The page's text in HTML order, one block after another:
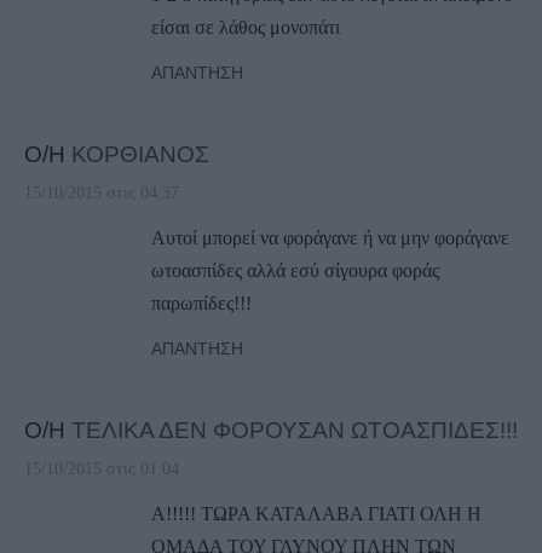
είσαι σε λάθος μονοπάτι
ΑΠΆΝΤΗΣΗ
Ο/Η ΚΟΡΘΙΑΝΟΣ
15/10/2015 στις 04:37
Αυτοί μπορεί να φοράγανε ή να μην φοράγανε
ωτοασπίδες αλλά εσύ σίγουρα φοράς
παρωπίδες!!!
ΑΠΆΝΤΗΣΗ
Ο/Η ΤΕΛΙΚΑ ΔΕΝ ΦΟΡΟΥΣΑΝ ΩΤΟΑΣΠΙΔΕΣ!!!
15/10/2015 στις 01:04
Α!!!!! ΤΩΡΑ ΚΑΤΑΛΑΒΑ ΓΙΑΤΙ ΟΛΗ Η
ΟΜΑΔΑ ΤΟΥ ΓΛΥΝΟΥ ΠΛΗΝ ΤΩΝ